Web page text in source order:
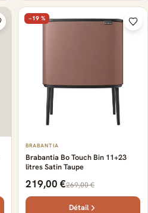
−19 %
BRABANTIA
Brabantia Bo Touch Bin 11+23
litres Satin Taupe
219,00 €269,00 €
Détail